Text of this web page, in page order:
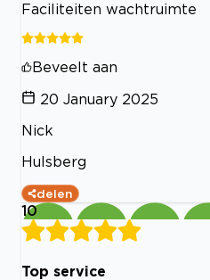
Faciliteiten wachtruimte
Beveelt aan
20 January 2025
Nick
Hulsberg
delen
10
Top service